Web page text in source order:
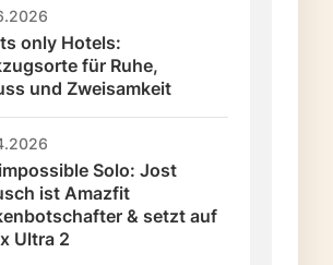
only Hotels:
für Ruhe,
und Zweisamkeit
Solo: Jost
ist Amazfit
& setzt auf
Ultra 2